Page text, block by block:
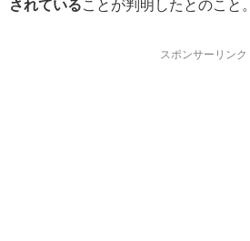
されていることが判明したとのこと。
スポンサーリンク